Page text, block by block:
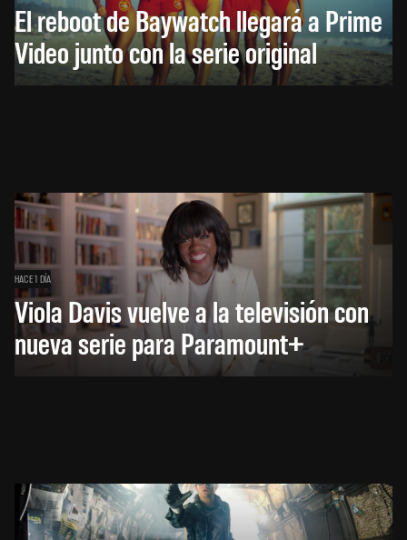
El reboot de Baywatch llegará a Prime
Video junto con la serie original
HACE 1 DÍA
Viola Davis vuelve a la televisión con
nueva serie para Paramount+